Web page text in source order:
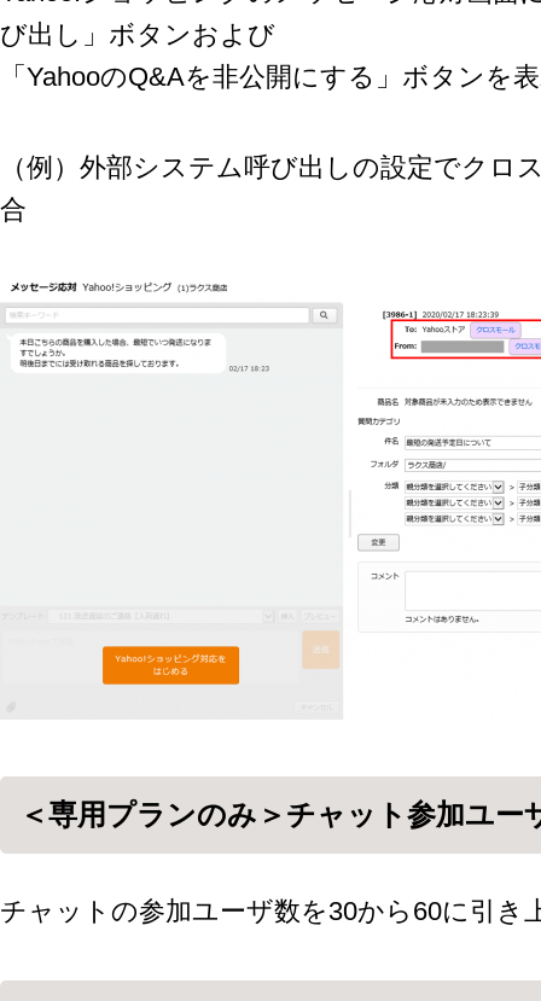
び出し」ボタンおよび
「YahooのQ&Aを非公開にする」ボタンを
（例）外部システム呼び出しの設定でクロ
合
＜専用プランのみ＞チャット参加ユー
チャットの参加ユーザ数を30から60に引き